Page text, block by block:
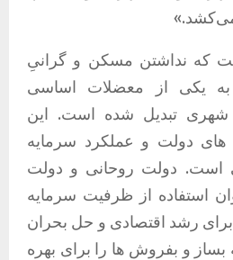
که نداشتن مسکن و گرانیِ
به یکی از معضلات اساسی
شهری تبدیل شده است. این
های دولت و عملکرد سرمایه
دولت روحانی و دولت
استفاده از ظرفیت سرمایه
رشد اقتصادی و حل بحران
و بفروش ها را برای بهره